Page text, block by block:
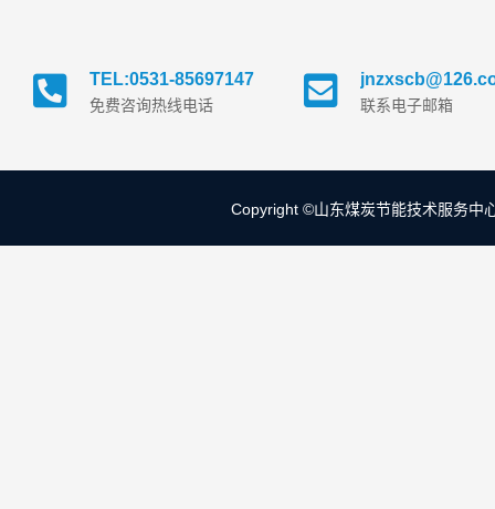
TEL:0531-85697147
免费咨询热线电话 联系电子邮箱
Copyright ©山东煤炭节能技术服务中